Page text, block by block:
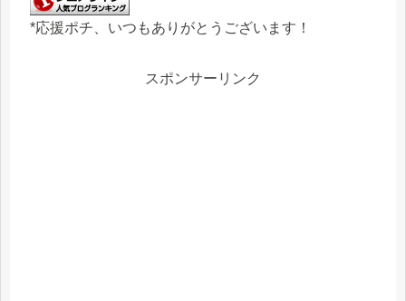
*応援ポチ、いつもありがとうございます！
スポンサーリンク